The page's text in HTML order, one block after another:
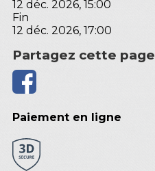
12 déc. 2026, 15:00
Fin
12 déc. 2026, 17:00
Partagez cette page
Paiement en ligne